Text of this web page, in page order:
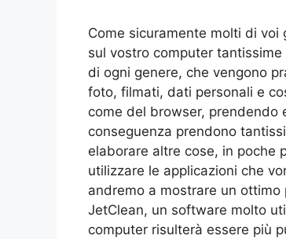
Come sicuramente molti di voi
sul vostro computer
di ogni genere, che vengono
foto, filmati, dati personali e
come del browser, prendendo
conseguenza prendono
elaborare altre cose, in poche
utilizzare le applicazioni che
andremo a mostrare un
JetClean, un software molto
computer risulterà essere più